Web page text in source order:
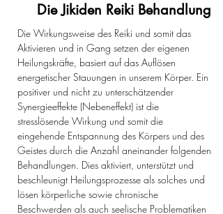
Die Jikiden Reiki Behandlung
Die Wirkungsweise des Reiki und somit das
Aktivieren und in Gang setzen der eigenen
Heilungskräfte, basiert auf das Auflösen
energetischer Stauungen in unserem Körper. Ein
positiver und nicht zu unterschätzender
Synergieeffekte (Nebeneffekt) ist die
stresslösende Wirkung und somit die
eingehende Entspannung des Körpers und des
Geistes durch die Anzahl aneinander folgenden
Behandlungen. Dies aktiviert, unterstützt und
beschleunigt Heilungsprozesse als solches und
lösen körperliche sowie chronische
Beschwerden als auch seelische Problematiken